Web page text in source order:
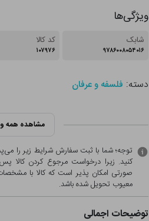
ویژگی‌ها
شابک
۹۷۸۶۰۰۸۰۵۴۰۱۶
کد کالا
۱۰۷۹۷۶
دسته: فلسفه و عرفان
مشاهده همه
توجه؛ شما با ثبت سفارش شرایط زیر را
کنید. زیرا درخواست مرجوع کردن کالا
صورتی امکان پذیر است که کالا با
معيوب تحویل شده باشد.
توضیحات اجمالی